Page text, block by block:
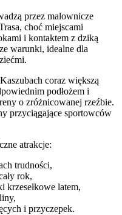
przez malownicze
choć miejscami
i kontaktem z dziką
warunki, idealne dla
coraz większą
podłożem i
o zróżnicowanej rzeźbie.
przyciągające sportowców
atrakcje:
trudności,
rok,
krzesełkowe latem,
i przyczepek.